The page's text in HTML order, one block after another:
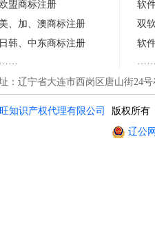
欧盟商标注册
美、加、澳商标注册
日 韩 、中东商标注册
软
双
软
：辽宁省大连市西岗区唐山街24
知识产权代理有限公司
版权所有
辽公